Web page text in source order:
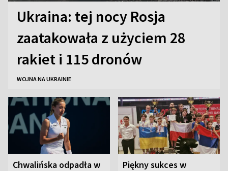
Ukraina: tej nocy Rosja
zaatakowała z użyciem 28
rakiet i 115 dronów
WOJNA NA UKRAINIE
Chwalińska odpadła w
Piękny sukces w